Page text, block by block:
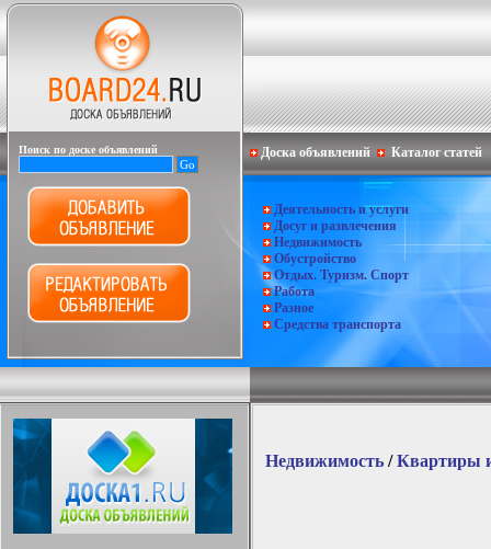
Поиск по доске объявлений Доска объявлений Каталог статей
Деятельность и услуги
Досуг и развлечения
Недвижимость
Обустройство
Отдых. Туризм. Спорт
Работа
Разное
Средства транспорта
Недвижимость /Квартиры